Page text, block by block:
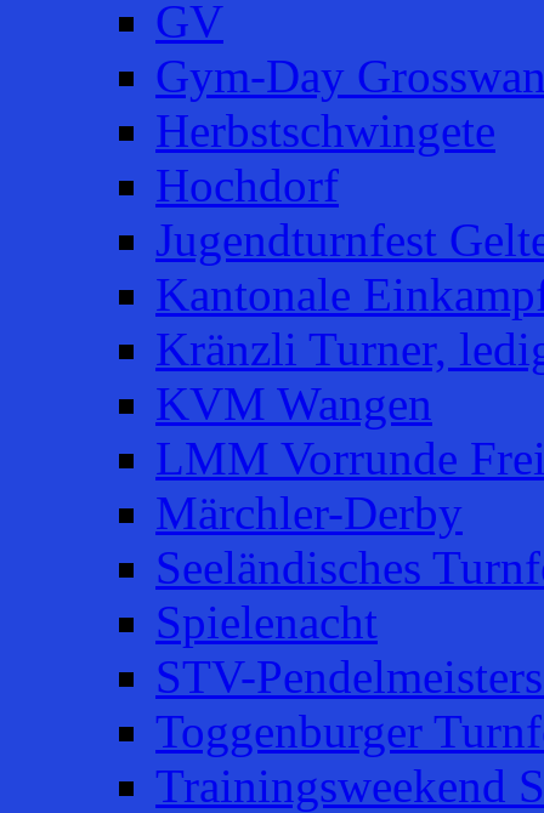
GV
Gym-Day
Herbstschwingete
Hochdorf
Jugendturnfest
Kantonale
Kränzli Turner,
KVM Wangen
LMM Vorrunde
Märchler-Derby
Seeländisches
Spielenacht
STV-
Toggenburger
Trainingsweekend